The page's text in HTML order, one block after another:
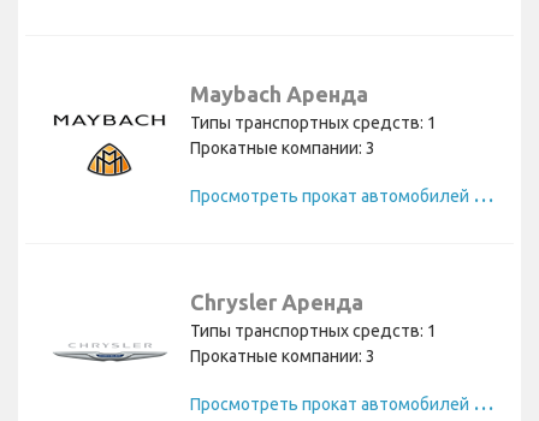
Maybach Аренда
Типы транспортных средств: 1
Прокатные компании: 3
П
росмотреть прокат автомобилей Maybach
Chrysler Аренда
Типы транспортных средств: 1
Прокатные компании: 3
П
росмотреть прокат автомобилей Chrysler